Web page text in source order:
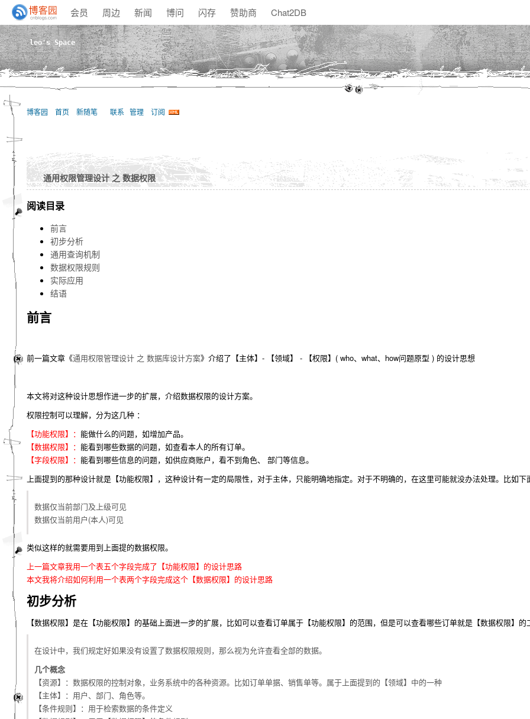
会员 周边 新闻 博问 闪存 赞助商 Chat2DB
leo's Space
博客园 首页 新随笔 联系 管理 订阅
通用权限管理设计 之 数据权限
阅读目录
前言
初步分析
通用查询机制
数据权限规则
实际应用
结语
前言
前一篇文章《通用权限管理设计 之 数据库设计方案》介绍了【主体】- 【领域】 - 【权限】( who、what、how问题原型 ) 的设计思想
本文将对这种设计思想作进一步的扩展，介绍数据权限的设计方案。
权限控制可以理解，分为这几种 ：
【功能权限】： 能做什么的问题，如增加产品。
【数据权限】： 能看到哪些数据的问题，如查看本人的所有订单。
【字段权限】： 能看到哪些信息的问题，如供应商账户，看不到角色、 部门等信息。
上面提到的那种设计就是【功能权限】，这种设计有一定的局限性，对于主体，只能明确地指定。对于不明确的，在这里可能就没办法处理。比如下
数据仅当前部门及上级可见
数据仅当前用户(本人)可见
类似这样的就需要用到上面提的数据权限。
上一篇文章我用一个表五个字段完成了【功能权限】的设计思路
本文我将介绍如何利用一个表两个字段完成这个【数据权限】的设计思路
初步分析
【数据权限】是在【功能权限】的基础上面进一步的扩展，比如可以查看订单属于【功能权限】的范围，但是可以查看哪些订单就是【数据权限】的
在设计中，我们规定好如果没有设置了数据权限规则，那么视为允许查看全部的数据。
几个概念
【资源】：数据权限的控制对象，业务系统中的各种资源。比如订单单据、销售单等。属于上面提到的【领域】中的一种
【主体】：用户、部门、角色等。
【条件规则】：用于检索数据的条件定义